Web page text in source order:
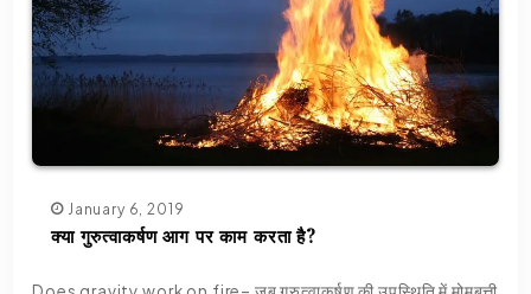
January 6, 2019
क्या गुरुत्वाकर्षण आग पर काम करता है?